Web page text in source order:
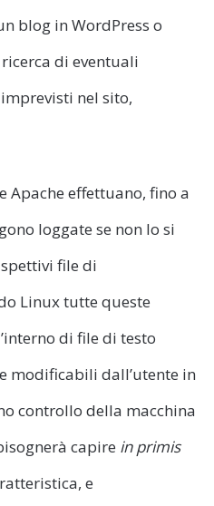
blog in WordPress o
di eventuali
nel sito,
Apache effettuano, fino a
loggate se non lo si
file di
Linux tutte queste
di file di testo
modificabili dall’utente in
controllo della macchina
capire in primis
e